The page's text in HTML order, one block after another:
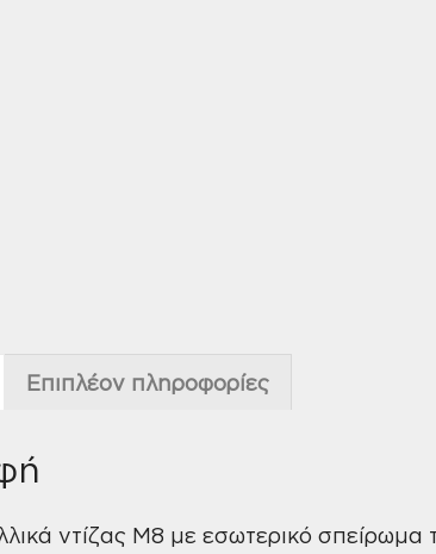
Επιπλέον πληροφορίες
ντίζας M8 με εσωτερικό